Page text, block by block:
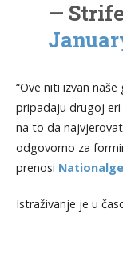
—
“Ove niti izvan
pripadaju drugoj eri
na to da
odgovorno za
prenosi
Istraživanje je u